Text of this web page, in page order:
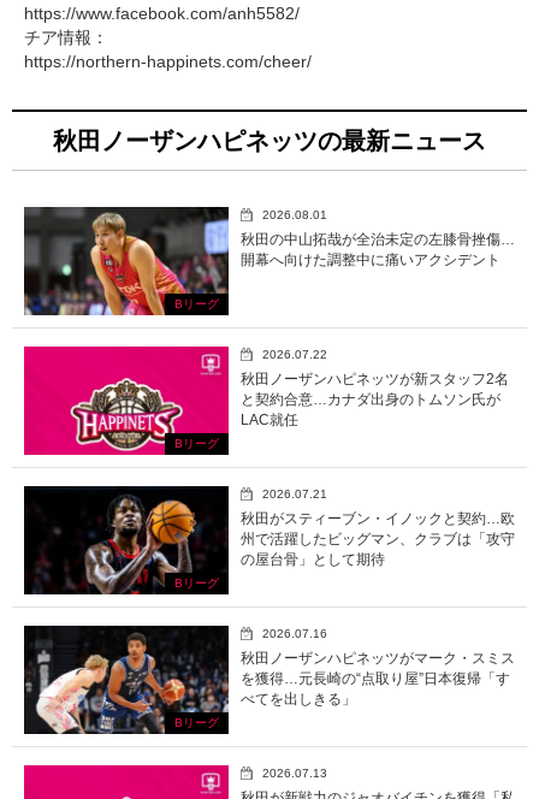
https://www.facebook.com/anh5582/
チア情報：
https://northern-happinets.com/cheer/
秋田ノーザンハピネッツの最新ニュース
Bリーグ
2026.08.01
秋田の中山拓哉が全治未定の左膝骨挫傷…
開幕へ向けた調整中に痛いアクシデント
Bリーグ
2026.07.22
秋田ノーザンハピネッツが新スタッフ2名
と契約合意…カナダ出身のトムソン氏が
LAC就任
Bリーグ
2026.07.21
秋田がスティーブン・イノックと契約…欧
州で活躍したビッグマン、クラブは「攻守
の屋台骨」として期待
Bリーグ
2026.07.16
秋田ノーザンハピネッツがマーク・スミス
を獲得…元長崎の“点取り屋”日本復帰「す
べてを出しきる」
2026.07.13